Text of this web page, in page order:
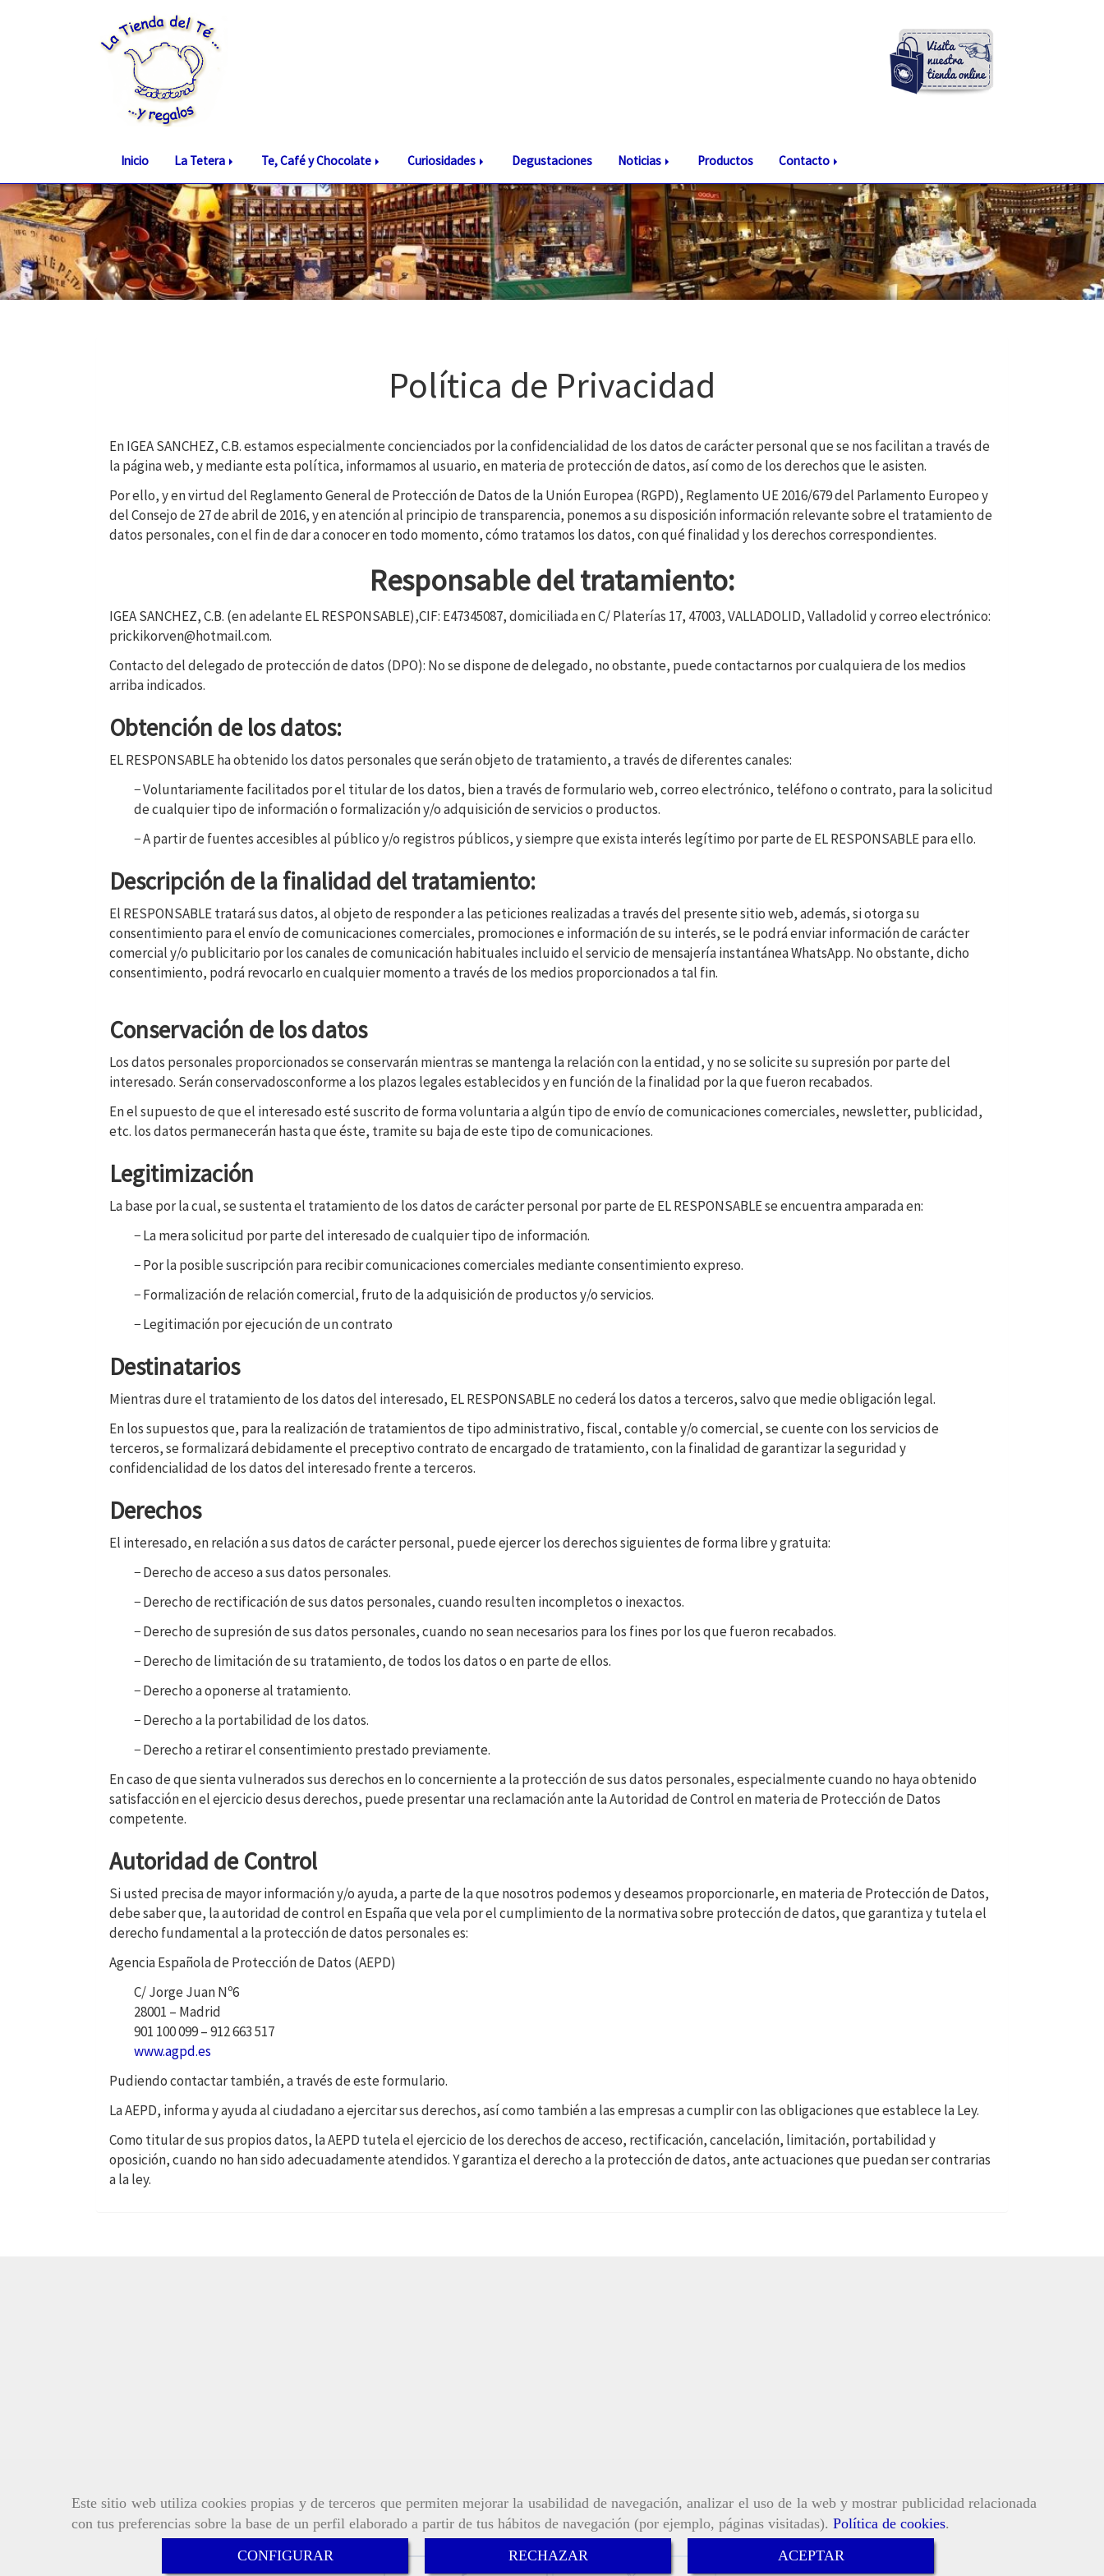
Este sitio web utiliza cookies propias y de terceros que permiten mejorar la usabilidad de navegación, analizar el uso de la web y mostrar publicidad relacionada
con tus preferencias sobre la base de un perfil elaborado a partir de tus hábitos de navegación (por ejemplo, páginas visitadas). Política de cookies.
CONFIGURAR
RECHAZAR ACEPTAR
Inicio La Tetera Te, Café y Chocolate Curiosidades Degustaciones Noticias Productos Contacto
Política de Privacidad
EnIGEA SANCHEZ, C.B.estamos especialmente concienciados por la confidencialidad de los datos de carácter personal que se nos facilitan a través de
la página web, y mediante esta política, informamos al usuario, en materia de protección de datos, así como de los derechos que le asisten.
Por ello, y en virtud del Reglamento General de Protección de Datos de la Unión Europea (RGPD), Reglamento UE 2016/679 del Parlamento Europeo y
del Consejo de 27 de abril de 2016, y en atención al principio de transparencia, ponemos a su disposición información relevante sobre el tratamiento de
datos personales, con el fin de dar a conocer en todo momento, cómo tratamos los datos, con qué finalidad y los derechos correspondientes.
Responsable del tratamiento:
IGEA SANCHEZ, C.B. (en adelante EL RESPONSABLE),CIF: E47345087, domiciliada enC/ Platerías 17, 47003,VALLADOLID,Valladolidy correo electrónico:
prickikorven@hotmail.com.
Contacto del delegado de protección de datos (DPO): No se dispone de delegado, no obstante, puede contactarnos por cualquiera de los medios
arriba indicados.
Obtención de los datos:
EL RESPONSABLE ha obtenido los datos personales que serán objeto de tratamiento, a través de diferentes canales:
− Voluntariamente facilitados por el titular de los datos, bien a través de formulario web, correo electrónico, teléfono o contrato, para la solicitud
de cualquier tipo de información o formalización y/o adquisición de servicios o productos.
− A partir de fuentes accesibles al público y/o registros públicos, y siempre que exista interés legítimo por parte de EL RESPONSABLE para ello.
Descripción de la finalidad del tratamiento:
El RESPONSABLE tratará sus datos, al objeto de responder a las peticiones realizadas a través del presente sitio web, además, si otorga su
consentimiento para el envío de comunicaciones comerciales, promociones e información de su interés, se le podrá enviar información de carácter
comercial y/o publicitario por los canales de comunicación habituales incluido el servicio de mensajería instantánea WhatsApp. No obstante, dicho
consentimiento, podrá revocarlo en cualquier momento a través de los medios proporcionados a tal fin.
Conservación de los datos
Los datos personales proporcionados se conservarán mientras se mantenga la relación con la entidad, y no se solicite su supresión por parte del
interesado. Serán conservadosconforme a los plazos legales establecidos y en función de la finalidad por la que fueron recabados.
En el supuesto de que el interesado esté suscrito de forma voluntaria a algún tipo de envío de comunicaciones comerciales, newsletter, publicidad,
etc. los datos permanecerán hasta que éste, tramite su baja de este tipo de comunicaciones.
Legitimización
La base por la cual, se sustenta el tratamiento de los datos de carácter personal por parte de EL RESPONSABLE se encuentra amparada en:
− La mera solicitud por parte del interesado de cualquier tipo de información.
− Por la posible suscripción para recibir comunicaciones comerciales mediante consentimiento expreso.
− Formalización de relación comercial, fruto de la adquisición de productos y/o servicios.
− Legitimación por ejecución de un contrato
Destinatarios
Mientras dure el tratamiento de los datos del interesado, EL RESPONSABLE no cederá los datos a terceros, salvo que medie obligación legal.
En los supuestos que, para la realización de tratamientos de tipo administrativo, fiscal, contable y/o comercial, se cuente con los servicios de
terceros, se formalizará debidamente el preceptivo contrato de encargado de tratamiento, con la finalidad de garantizar la seguridad y
confidencialidad de los datos del interesado frente a terceros.
Derechos
El interesado, en relación a sus datos de carácter personal, puede ejercer los derechos siguientes de forma libre y gratuita:
− Derecho de acceso a sus datos personales.
− Derecho de rectificación de sus datos personales, cuando resulten incompletos o inexactos.
− Derecho de supresión de sus datos personales, cuando no sean necesarios para los fines por los que fueron recabados.
− Derecho de limitación de su tratamiento, de todos los datos o en parte de ellos.
− Derecho a oponerse al tratamiento.
− Derecho a la portabilidad de los datos.
− Derecho a retirar el consentimiento prestado previamente.
En caso de que sienta vulnerados sus derechos en lo concerniente a la protección de sus datos personales, especialmente cuando no haya obtenido
satisfacción en el ejercicio desus derechos, puede presentar una reclamación ante la Autoridad de Control en materia de Protección de Datos
competente.
Autoridad de Control
Si usted precisa de mayor información y/o ayuda, a parte de la que nosotros podemos y deseamos proporcionarle, en materia de Protección de Datos,
debe saber que, la autoridad de control en España que vela por el cumplimiento de la normativa sobre protección de datos, que garantiza y tutela el
derecho fundamental a la protección de datos personales es:
Agencia Española de Protección de Datos (AEPD)
C/ Jorge Juan Nº6
28001 – Madrid
901 100 099 – 912 663 517
www.agpd.es
Pudiendo contactar también, a través de este formulario.
La AEPD, informa y ayuda al ciudadano a ejercitar sus derechos, así como también a las empresas a cumplir con las obligaciones que establece la Ley.
Como titular de sus propios datos, la AEPD tutela el ejercicio de los derechos de acceso, rectificación, cancelación, limitación, portabilidad y
oposición, cuando no han sido adecuadamente atendidos. Y garantiza el derecho a la protección de datos, ante actuaciones que puedan ser contrarias
a la ley.